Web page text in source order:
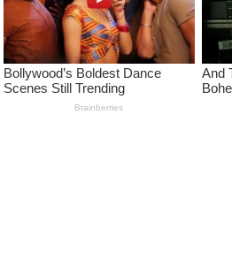
LEARN MORE
Pedoman Media Siber
Kode Etik Jurnalistik Media Siber